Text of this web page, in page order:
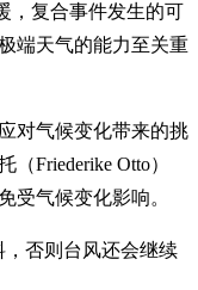
，复合事件发生的可
端天气的能力至关重
对气候变化带来的挑
Friederike Otto）
受气候变化影响。
否则台风还会继续